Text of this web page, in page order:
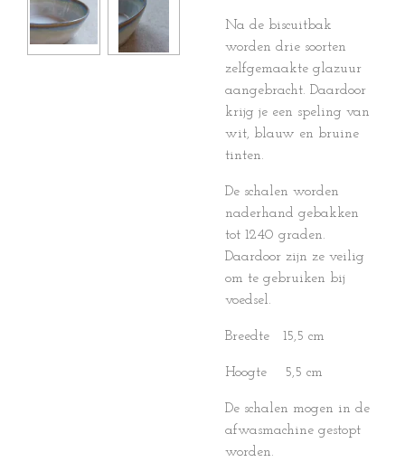
Na de biscuitbak
worden drie soorten
zelfgemaakte glazuur
aangebracht. Daardoor
krijg je een speling van
wit, blauw en bruine
tinten.
De schalen worden
naderhand gebakken
tot 1240 graden.
Daardoor zijn ze veilig
om te gebruiken bij
voedsel.
Breedte 15,5 cm
Hoogte 5,5 cm
De schalen mogen in de
afwasmachine gestopt
worden.